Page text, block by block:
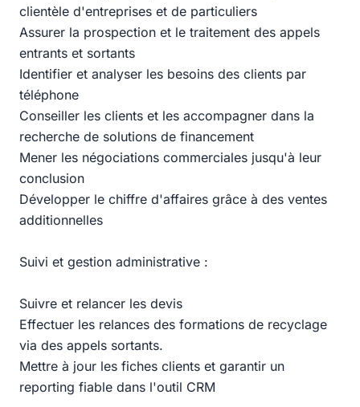
clientèle d'entreprises et de particuliers
Assurer la prospection et le traitement des appels
entrants et sortants
Identifier et analyser les besoins des clients par
téléphone
Conseiller les clients et les accompagner dans la
recherche de solutions de financement
Mener les négociations commerciales jusqu'à leur
conclusion
Développer le chiffre d'affaires grâce à des ventes
additionnelles
Suivi et gestion administrative :
Suivre et relancer les devis
Effectuer les relances des formations de recyclage
via des appels sortants.
Mettre à jour les fiches clients et garantir un
reporting fiable dans l'outil CRM